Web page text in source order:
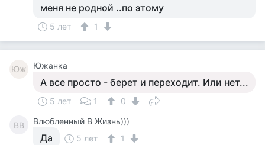
меня не родной ..по этому
5 лет 1
Юж Южанка
А все просто - берет и переходит. Или нет...
5 лет 1 0
ВВ Влюбленный В Жизнь)))
Да 5 лет 1